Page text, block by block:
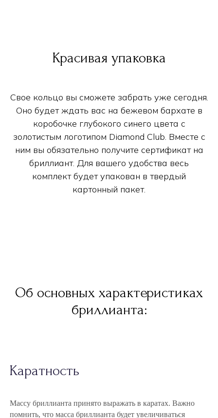
Красивая упаковка
Свое кольцо вы сможете забрать уже сегодня.
Оно будет ждать вас на бежевом бархате в
коробочке глубокого синего цвета с
золотистым логотипом Diamond Club. Вместе с
ним вы обязательно получите сертификат на
бриллиант. Для вашего удобства весь
комплект будет упакован в твердый
картонный пакет.
Об основных характеристиках
бриллианта:
Каратность